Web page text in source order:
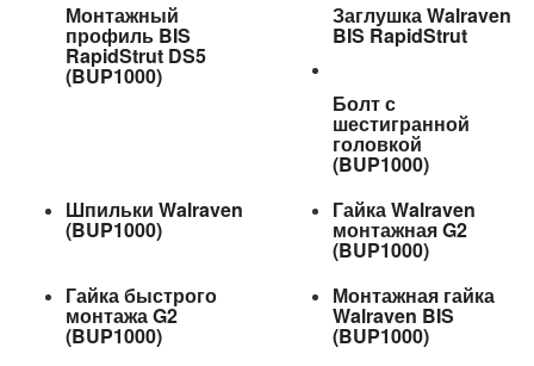
Монтажный
профиль BIS
RapidStrut DS5
(BUP1000)
Заглушка Walraven
BIS RapidStrut
Болт с
шестигранной
головкой
(BUP1000)
Шпильки Walraven
(BUP1000)
Гайка Walraven
монтажная G2
(BUP1000)
Гайка быстрого
монтажа G2
(BUP1000)
Монтажная гайка
Walraven BIS
(BUP1000)